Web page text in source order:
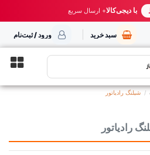
ایرانبا دیجی‌کالا+ ارسال سریع
سبد خرید ورود / ثبت‌نام
شیلنگ رادیاتور
رادیاتور